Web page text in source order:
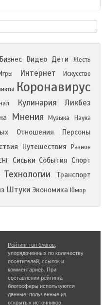
Бизнес Видео Дети
Жесть
Игры Интернет Искусство
Коронавирус
Кулинария Ликбез
Мнения Музыка Наука
Отношения Персоны
Путешествия
Разное
Сиськи События Спорт
Технологии Транспорт
Штуки Экономика Юмор
Рейтинг топ блогов
упорядоченных по количеству
посетителей, ссылок и
комментариев. При
составлении рейтинга
блогосферы используются
данные, полученные из
открытых источников.